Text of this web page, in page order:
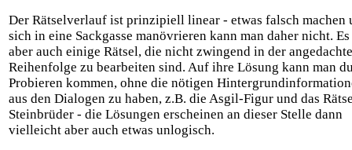
Der Rätselverlauf ist prinzipiell linear - etwas falsch machen
sich in eine Sackgasse manövrieren kann man daher nicht.
aber auch einige Rätsel, die nicht zwingend in der
Reihenfolge zu bearbeiten sind. Auf ihre Lösung kann man
Probieren kommen, ohne die nötigen
aus den Dialogen zu haben, z.B. die Asgil-Figur und das
Steinbrüder - die Lösungen erscheinen an dieser Stelle dann
vielleicht aber auch etwas unlogisch.